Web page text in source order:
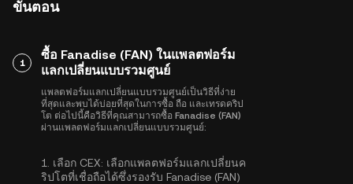
ขั้นตอน
1
ซื้อ Fanadise (FAN) ในแพลตฟอร์ม
แลกเปลี่ยนแบบรวมศูนย์
แพลตฟอร์มแลกเปลี่ยนแบบรวมศูนย์เป็นวิธีที่ง่าย
ที่สุดและพบได้บ่อยที่สุดในการซื้อ ถือ และเทรดคริป
โต ต่อไปนี้คือวิธีที่คุณสามารถซื้อ Fanadise (FAN)
ผ่านแพลตฟอร์มแลกเปลี่ยนแบบรวมศูนย์:
1. เลือก CEX: เลือกแพลตฟอร์มแลกเปลี่ยนค
ริปโตที่เชื่อถือได้ซึ่งรองรับ Fanadise (FAN)